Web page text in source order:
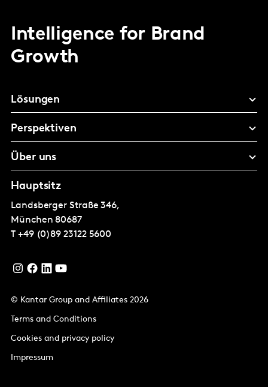
Intelligence for Brand
Growth
Lösungen
Perspektiven
Über uns
Hauptsitz
Landsberger Straße 346,
München 80687
T +49 (0)89 23122 5600
© Kantar Group and Affiliates 2026
Terms and Conditions
Cookies and privacy policy
Impressum